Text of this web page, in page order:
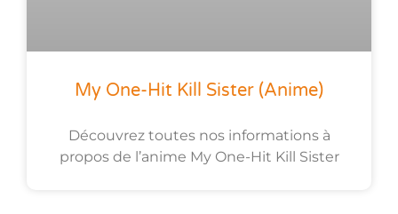
My One-Hit Kill Sister (anime)
Découvrez toutes nos informations à
propos de l’anime My One-Hit Kill Sister